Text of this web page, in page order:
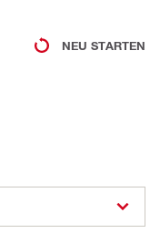
NEU STARTEN